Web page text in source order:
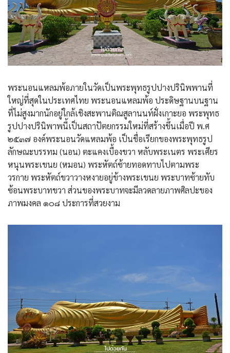
พระนอนแหลมพ้อภายในวัดเป็นพระพุทธรูปปางปรินิพพานที่
ใหญ่ที่สุดในประเทศไทย พระนอนแหลมพ้อ ประดิษฐานบนฐาน
ที่ไม่สูงมากนักอยู่ใกล้เชิงสะพานติณสูลานนท์ฝั่งเกาะยอ พระพุทธ
รูปปางปรินิพาพนี้เป็นสถาปัตยกรรมใหม่ที่สร้างขึ้นเมื่อปี พ.ศ
๒๕๓๗ องค์พระนอนวัดแหลมพ้อ เป็นชื่อเรียกของพระพุทธรูป
ลักษณะบรรทม (นอน) ตะแคงเบื้องขวา หลับพระเนตร พระเศียร
หนุนพระเขนย (หมอน) พระหัตถ์ซ้ายทอดทาบไปตามพระ
วรกาย พระหัตถ์ขวาวางหงายอยู่ข้างพระเขนย พระบาทซ้ายทับ
ซ้อนพระบาทขวา ส่วนของพระบาทจะมีลวดลายภาพศิลปะของ
ภาพมงคล ๑๐๘ ประการที่สวยงาม